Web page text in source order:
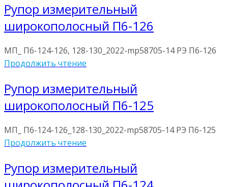
Рупор измерительный
широкополосный П6-126
МП_ П6-124-126, 128-130_2022-mp58705-14 РЭ П6-126
Продолжить чтение
Рупор измерительный
широкополосный П6-125
МП_ П6-124-126_128-130_2022-mp58705-14 РЭ П6-125
Продолжить чтение
Рупор измерительный